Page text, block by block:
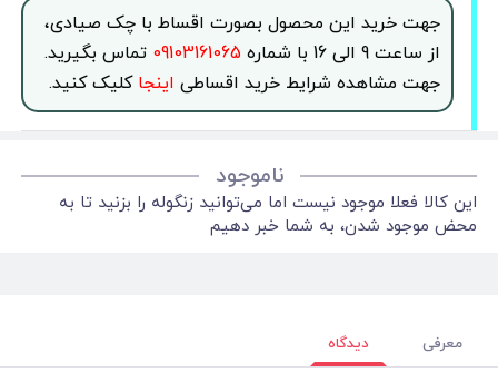
جهت خرید این محصول بصورت اقساط با چک صیادی،
از ساعت 9 الی 16 با شماره
09103161065 تماس بگیرید.
جهت مشاهده شرایط خرید اقساطی اینجاکلیک کنید.
ناموجود
این کالا فعلا موجود نیست اما می‌توانید زنگوله را بزنید تا به
محض موجود شدن، به شما خبر دهیم
معرفی دیدگاه